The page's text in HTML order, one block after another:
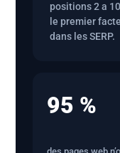
positions 2 a
le premier
dans les SERP.
95 %